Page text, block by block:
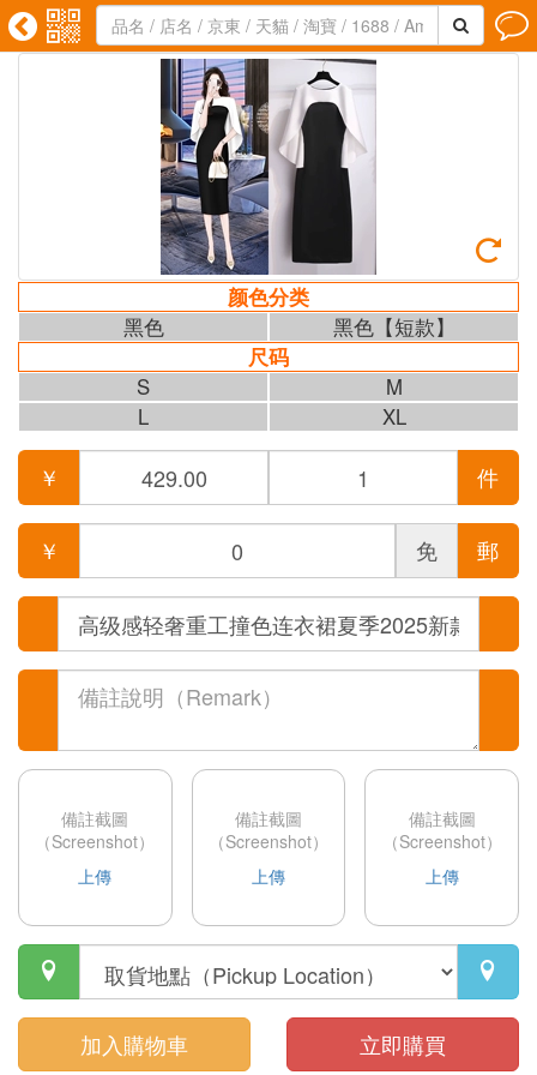
   

颜色分类
黑色
黑色【短款】
尺码
S
M
L
XL
￥ 件
￥ 免 郵
備註截圖
（Screenshot）
上傳
備註截圖
（Screenshot）
上傳
備註截圖
（Screenshot）
上傳
 
加入購物車 立即購買